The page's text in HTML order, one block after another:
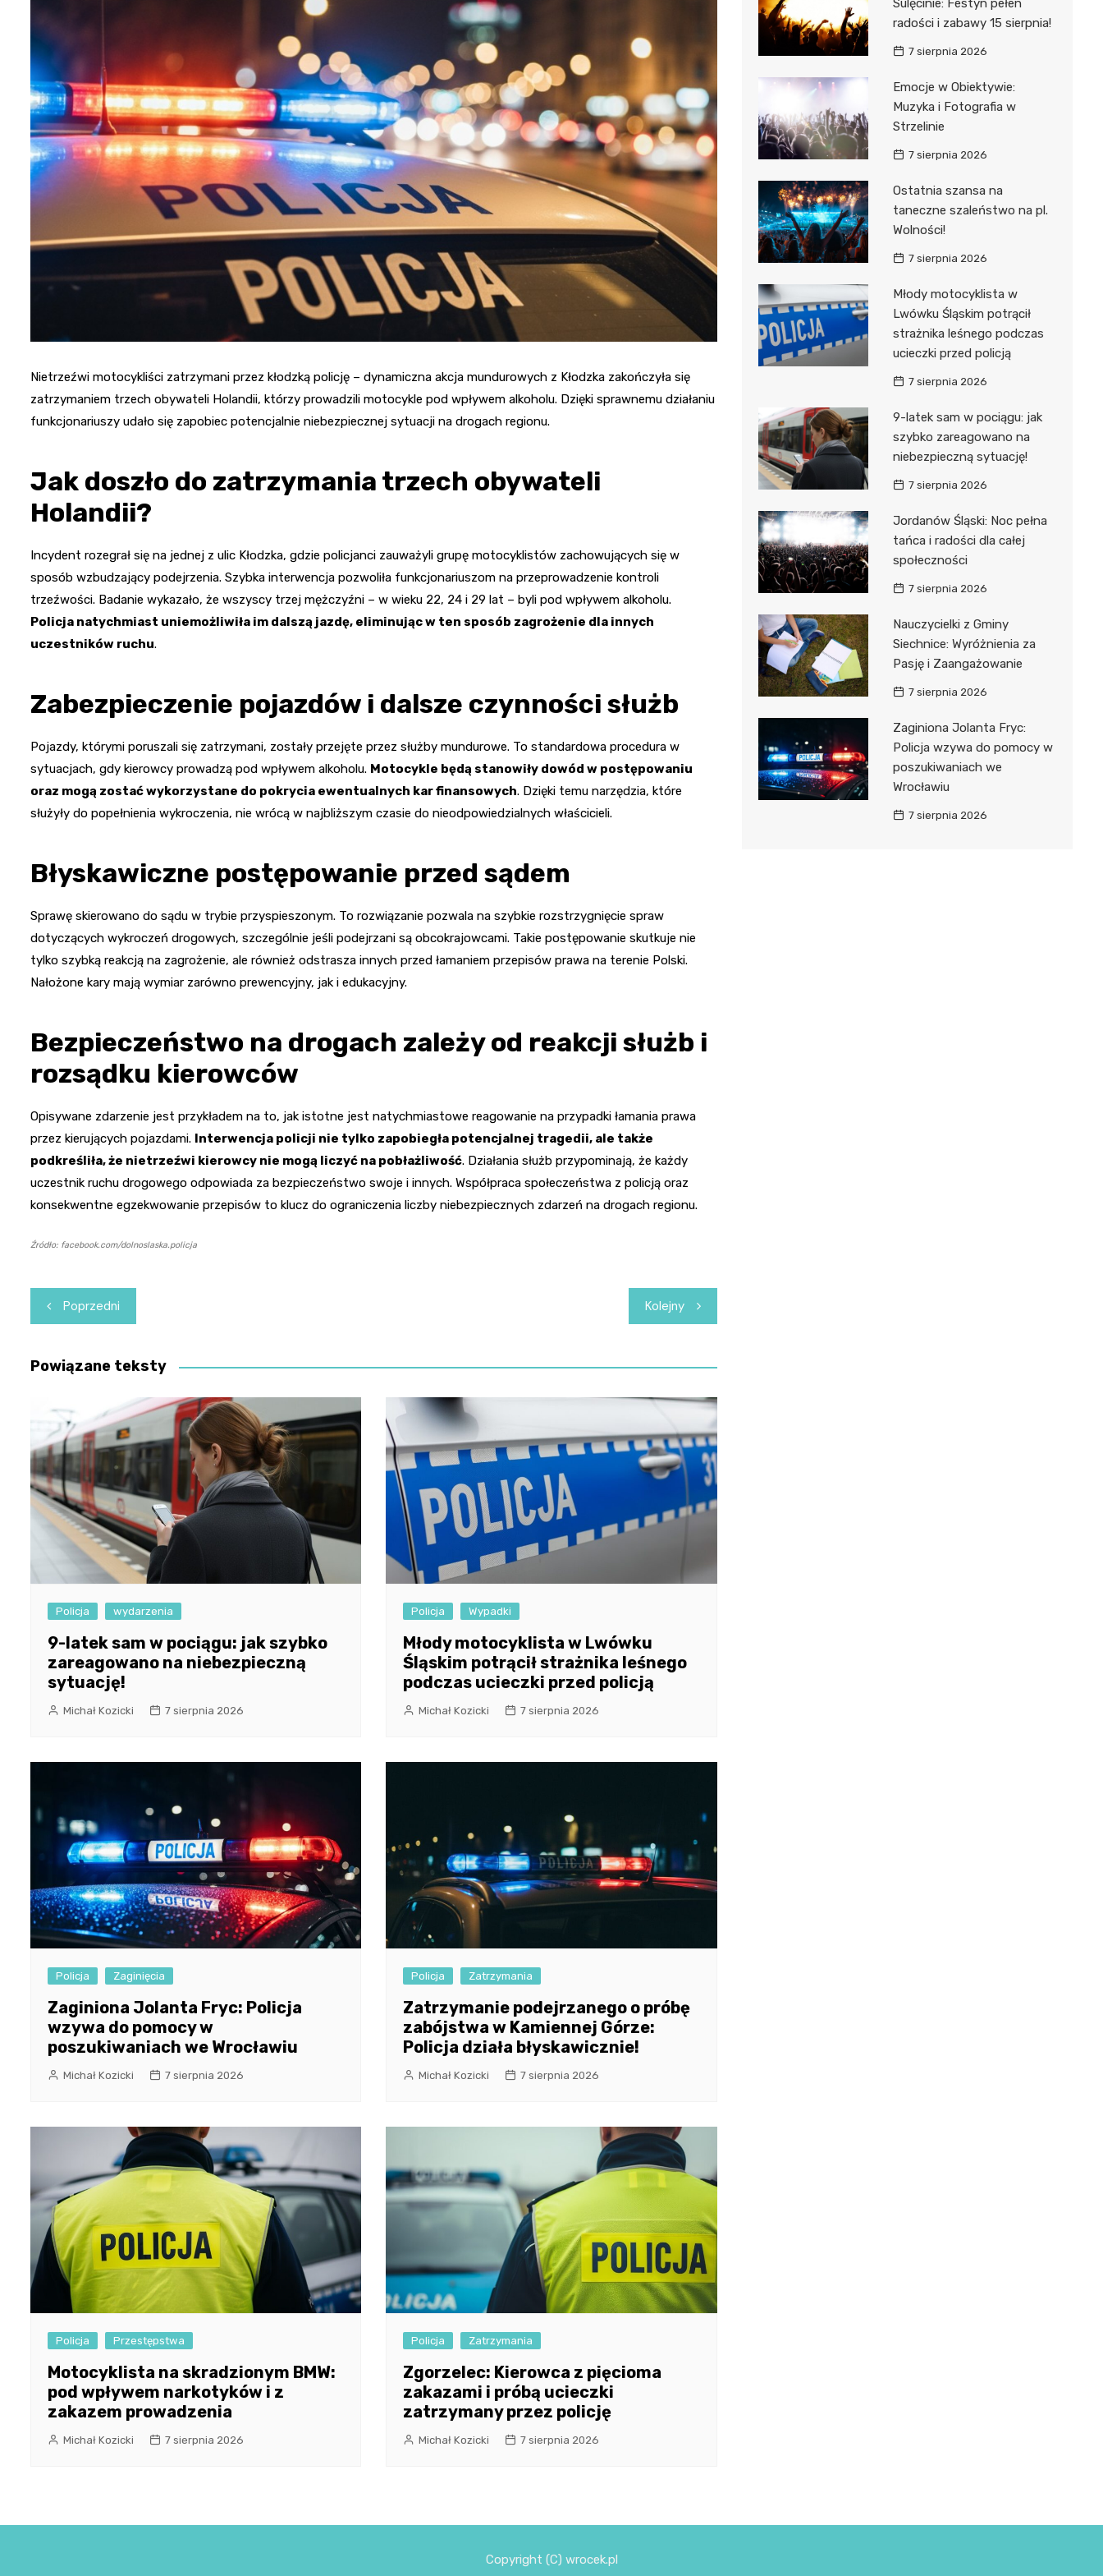
Kino
Poczta
Nietrzeźwi motocykliści zatrzymani przez kłodzką policję – dynamiczna akcja mundurowych z Kłodzka zakończyła się
zatrzymaniem trzech obywateli Holandii, którzy prowadzili motocykle pod wpływem alkoholu. Dzięki sprawnemu działaniu
funkcjonariuszy udało się zapobiec potencjalnie niebezpiecznej sytuacji na drogach regionu.
Jak doszło do zatrzymania trzech obywateli
Holandii?
Incydent rozegrał się na jednej z ulic Kłodzka, gdzie policjanci zauważyli grupę motocyklistów zachowujących się w
sposób wzbudzający podejrzenia. Szybka interwencja pozwoliła funkcjonariuszom na przeprowadzenie kontroli
trzeźwości. Badanie wykazało, że wszyscy trzej mężczyźni – w wieku 22, 24 i 29 lat – byli pod wpływem alkoholu.
Policja natychmiast uniemożliwiła im dalszą jazdę, eliminując w ten sposób zagrożenie dla innych
uczestników ruchu.
Zabezpieczenie pojazdów i dalsze czynności służb
Pojazdy, którymi poruszali się zatrzymani, zostały przejęte przez służby mundurowe. To standardowa procedura w
sytuacjach, gdy kierowcy prowadzą pod wpływem alkoholu. Motocykle będą stanowiły dowód w postępowaniu
oraz mogą zostać wykorzystane do pokrycia ewentualnych kar finansowych. Dzięki temu narzędzia, które
służyły do popełnienia wykroczenia, nie wrócą w najbliższym czasie do nieodpowiedzialnych właścicieli.
Błyskawiczne postępowanie przed sądem
Sprawę skierowano do sądu w trybie przyspieszonym. To rozwiązanie pozwala na szybkie rozstrzygnięcie spraw
dotyczących wykroczeń drogowych, szczególnie jeśli podejrzani są obcokrajowcami. Takie postępowanie skutkuje nie
tylko szybką reakcją na zagrożenie, ale również odstrasza innych przed łamaniem przepisów prawa na terenie Polski.
Nałożone kary mają wymiar zarówno prewencyjny, jak i edukacyjny.
Bezpieczeństwo na drogach zależy od reakcji służb i
rozsądku kierowców
Opisywane zdarzenie jest przykładem na to, jak istotne jest natychmiastowe reagowanie na przypadki łamania prawa
przez kierujących pojazdami. Interwencja policji nie tylko zapobiegła potencjalnej tragedii, ale także
podkreśliła, że nietrzeźwi kierowcy nie mogą liczyć na pobłażliwość. Działania służb przypominają, że każdy
uczestnik ruchu drogowego odpowiada za bezpieczeństwo swoje i innych. Współpraca społeczeństwa z policją oraz
konsekwentne egzekwowanie przepisów to klucz do ograniczenia liczby niebezpiecznych zdarzeń na drogach regionu.
Źródło: facebook.com/dolnoslaska.policja
Nawigacja
wpisu
Poprzedni Kolejny
Powiązane teksty
Policja wydarzenia
9-latek sam w pociągu: jak szybko
zareagowano na niebezpieczną
sytuację!
Michał Kozicki 7 sierpnia 2026
Policja Wypadki
Młody motocyklista w Lwówku
Śląskim potrącił strażnika leśnego
podczas ucieczki przed policją
Michał Kozicki 7 sierpnia 2026
Policja Zaginięcia
Zaginiona Jolanta Fryc: Policja
wzywa do pomocy w
poszukiwaniach we Wrocławiu
Michał Kozicki 7 sierpnia 2026
Policja Zatrzymania
Zatrzymanie podejrzanego o próbę
zabójstwa w Kamiennej Górze:
Policja działa błyskawicznie!
Michał Kozicki 7 sierpnia 2026
Policja Przestępstwa
Motocyklista na skradzionym BMW:
pod wpływem narkotyków i z
zakazem prowadzenia
Michał Kozicki 7 sierpnia 2026
Policja Zatrzymania
Zgorzelec: Kierowca z pięcioma
zakazami i próbą ucieczki
zatrzymany przez policję
Michał Kozicki 7 sierpnia 2026
Sulęcinie: Festyn pełen
radości i zabawy 15 sierpnia!
7 sierpnia 2026
Emocje w Obiektywie:
Muzyka i Fotografia w
Strzelinie
7 sierpnia 2026
Ostatnia szansa na
taneczne szaleństwo na pl.
Wolności!
7 sierpnia 2026
Młody motocyklista w
Lwówku Śląskim potrącił
strażnika leśnego podczas
ucieczki przed policją
7 sierpnia 2026
9-latek sam w pociągu: jak
szybko zareagowano na
niebezpieczną sytuację!
7 sierpnia 2026
Jordanów Śląski: Noc pełna
tańca i radości dla całej
społeczności
7 sierpnia 2026
Nauczycielki z Gminy
Siechnice: Wyróżnienia za
Pasję i Zaangażowanie
7 sierpnia 2026
Zaginiona Jolanta Fryc:
Policja wzywa do pomocy w
poszukiwaniach we
Wrocławiu
7 sierpnia 2026
Copyright (C) wrocek.pl